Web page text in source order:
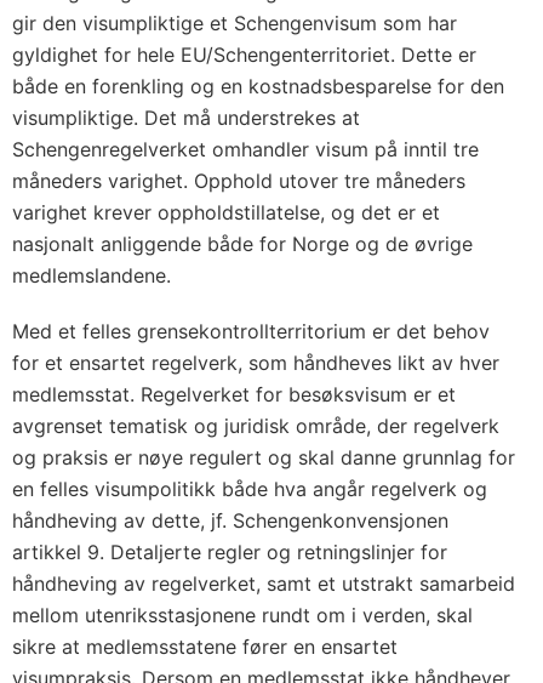
gir den visumpliktige et Schengenvisum som har
gyldighet for hele EU/Schengenterritoriet. Dette er
både en forenkling og en kostnadsbesparelse for den
visumpliktige. Det må understrekes at
Schengenregelverket omhandler visum på inntil tre
måneders varighet. Opphold utover tre måneders
varighet krever oppholdstillatelse, og det er et
nasjonalt anliggende både for Norge og de øvrige
medlemslandene.
Med et felles grensekontrollterritorium er det behov
for et ensartet regelverk, som håndheves likt av hver
medlemsstat. Regelverket for besøksvisum er et
avgrenset tematisk og juridisk område, der regelverk
og praksis er nøye regulert og skal danne grunnlag for
en felles visumpolitikk både hva angår regelverk og
håndheving av dette, jf. Schengenkonvensjonen
artikkel 9. Detaljerte regler og retningslinjer for
håndheving av regelverket, samt et utstrakt samarbeid
mellom utenriksstasjonene rundt om i verden, skal
sikre at medlemsstatene fører en ensartet